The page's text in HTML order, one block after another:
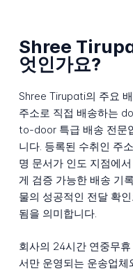
Shree
엇인가요?
Shree Tirupati의 주요
주소로 직접 배송하는
to-door 특급 배송 전문
니다. 등록된 수취인 주
명 문서가 인도 지점에
게 검증 가능한 배송 기
물의 성공적인 전달 확
됨을 의미합니다.
회사의 24시간 연중무
서만 운영되는 운송업